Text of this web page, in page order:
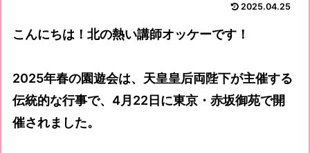
2025.04.25
こんにちは！北の熱い講師オッケーです！
2025年春の園遊会は、天皇皇后両陛下が主催する
伝統的な行事で、4月22日に東京・赤坂御苑で開
催されました。